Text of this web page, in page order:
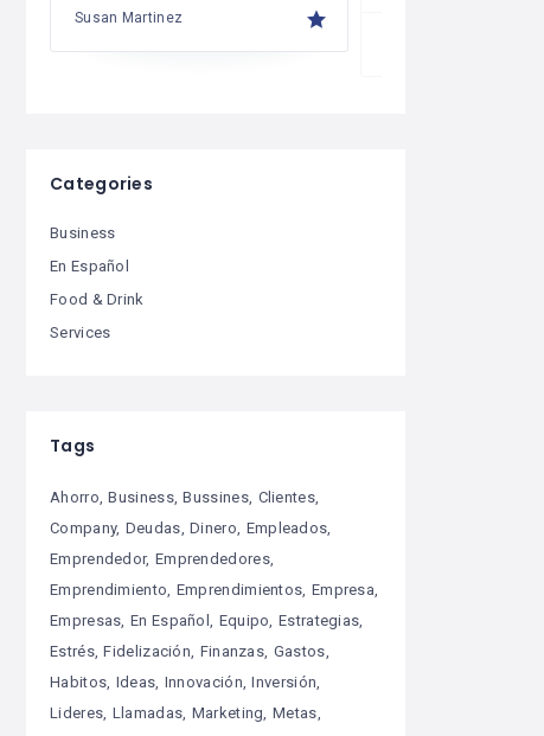
Susan Martinez
Categories
Business
En Español
Food & Drink
Services
Tags
Ahorro Business Bussines Clientes
Company Deudas Dinero Empleados
Emprendedor Emprendedores
Emprendimiento Emprendimientos Empresa
Empresas En Español Equipo
Estrategias
Estrés Fidelización Finanzas Gastos
Habitos Ideas Innovación Inversión
Lideres Llamadas Marketing
Metas